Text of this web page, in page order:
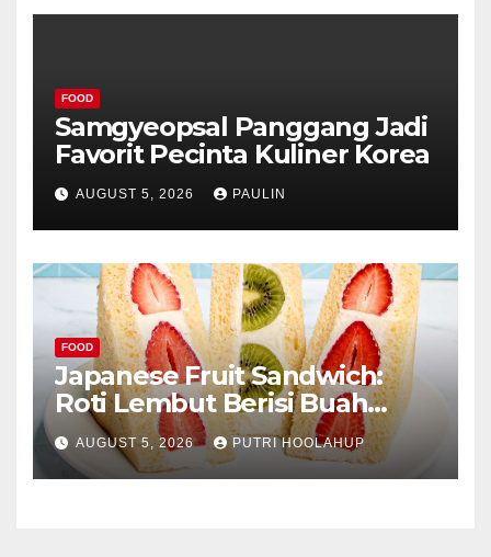
FOOD
Samgyeopsal Panggang Jadi
Favorit Pecinta Kuliner Korea
AUGUST 5, 2026 PAULIN
FOOD
Japanese Fruit Sandwich:
Roti Lembut Berisi Buah
Segar yang Memikat Selera
AUGUST 5, 2026 PUTRI HOOLAHUP